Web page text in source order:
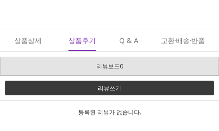
상품상세 상품후기 Q & A 교환·배송·반품
리뷰보드0
리뷰쓰기
등록된 리뷰가 없습니다.